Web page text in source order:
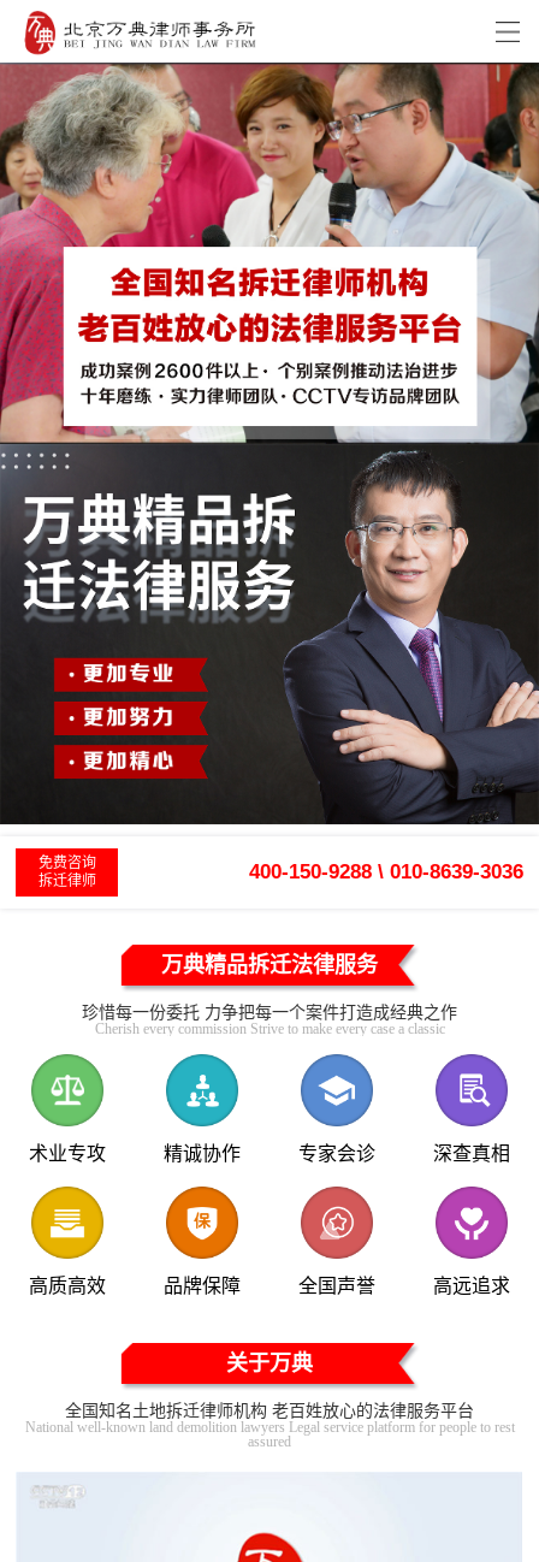
免费咨询
拆迁律师
400-150-9288 \ 010-8639-3036
万典精品拆迁法律服务
珍惜每一份委托 力争把每一个案件打造成经典之作
Cherish every commission Strive to make every case a classic
术业专攻 精诚协作 专家会诊 深查真相
高质高效 品牌保障 全国声誉 高远追求
关于万典
全国知名土地拆迁律师机构 老百姓放心的法律服务平台
National well-known land demolition lawyers Legal service platform for people to rest
assured